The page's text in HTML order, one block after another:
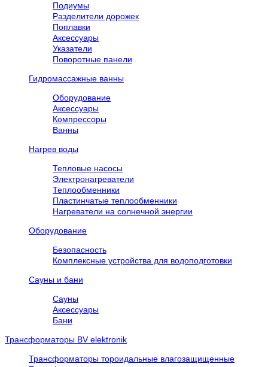
Подиумы
Разделители дорожек
Поплавки
Аксессуары
Указатели
Поворотные панели
Гидромассажные ванны
Оборудование
Аксессуары
Компрессоры
Ванны
Нагрев воды
Тепловые насосы
Электронагреватели
Теплообменники
Пластинчатые теплообменники
Нагреватели на солнечной энергии
Оборудование
Безопасность
Комплексные устройства для водоподготовки
Сауны и бани
Сауны
Аксессуары
Бани
Трансформаторы BV elektronik
Трансформаторы тороидальные влагозащищенные